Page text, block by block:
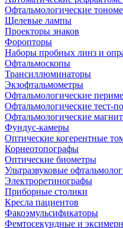
Офтальмологические
Щелевые лампы
Проекторы знаков
Форопторы
Наборы пробных линз и
Офтальмоскопы
Трансиллюминаторы
Экзофтальмометры
Офтальмологические
Офтальмологические тест-
Офтальмологические
Фундус-камеры
Оптические когерентные
Корнеотопографы
Оптические биометры
Ультразвуковые
Электроретинографы
Приборные столики
Кресла пациентов
Факоэмульсификаторы
Фемтосекундные и